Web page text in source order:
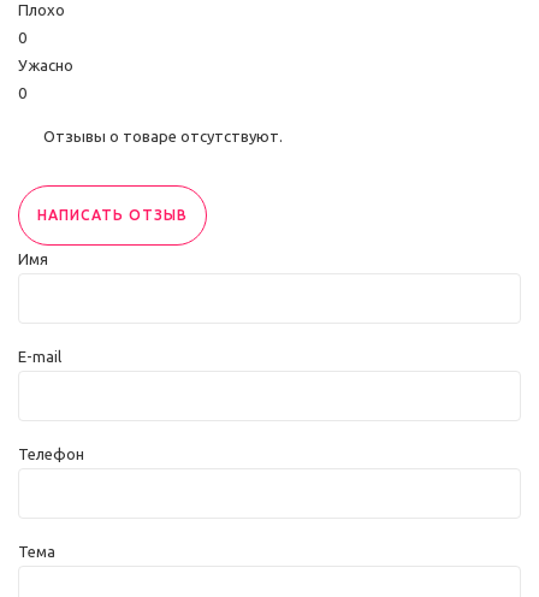
Плохо
0
Ужасно
0
Отзывы о товаре отсутствуют.
НАПИСАТЬ ОТЗЫВ
Имя
E-mail
Телефон
Тема